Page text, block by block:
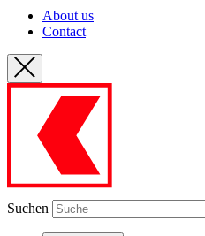
About us
Contact
Suchen